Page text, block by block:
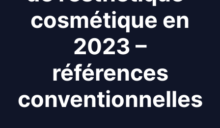
cosmétique en
2023 –
références
conventionnelles